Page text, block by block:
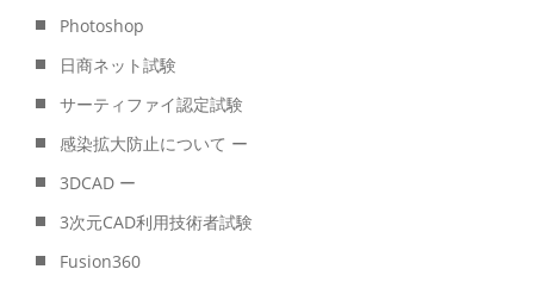
Photoshop
日商ネット試験
サーティファイ認定試験
感染拡大防止について ー
3DCAD ー
3次元CAD利用技術者試験
Fusion360